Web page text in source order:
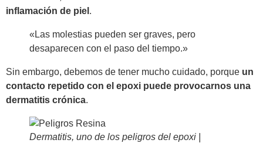
inflamación de piel .
«Las molestias pueden ser graves, pero
desaparecen con el paso del tiempo.»
Sin embargo, debemos de tener mucho cuidado, porque un
contacto repetido con el epoxi puede provocarnos una
dermatitis crónica.
Dermatitis, uno de los peligros del epoxi |